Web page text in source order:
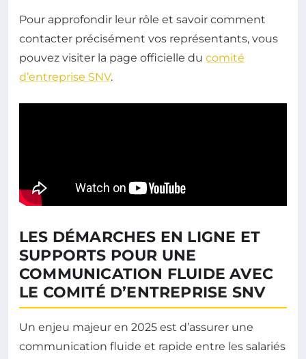
Pour approfondir leur rôle et savoir comment
contacter précisément vos représentants, vous
pouvez visiter la page officielle du comité
d’entreprise SNV.
LES DÉMARCHES EN LIGNE ET
SUPPORTS POUR UNE
COMMUNICATION FLUIDE AVEC
LE COMITÉ D’ENTREPRISE SNV
Un enjeu majeur en 2025 est d’assurer une
communication fluide et rapide entre les salariés